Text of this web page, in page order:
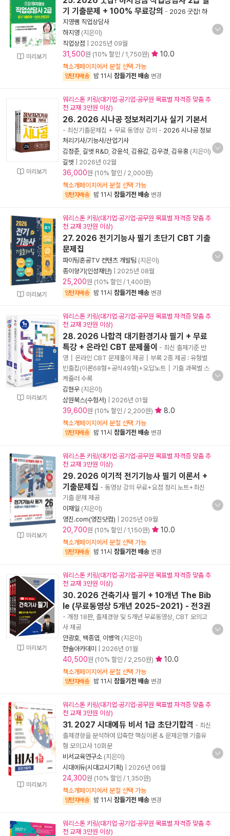
미리보기
기 기출문제 + 100% 무료강의 - 2026 굿잡! 하
지영쌤 직업상담사
하지영 (지은이)
직업상점
2025년 09월
31,500원 (10% 할인 / 1,750원) 10.0
책소개페이지에서 분철 선택 가능
양탄자배송 밤 11시 잠들기전 배송 변경
미리보기
워리스톤 키링(대기업·공기업·공무원 목표별 자격증 맞춤 추
천 교재 3만원 이상)
26. 2026 시나공 정보처리기사 실기 기본서
- 최신기출문제집 + 무료 동영상 강의 - 2026 시나공 정보
처리기사/기능사/산업기사
김정준 길벗 R&D 강윤석 김용갑 김우경 김유홍 (지은이)
길벗
2026년 02월
36,000원 (10% 할인 / 2,000원)
책소개페이지에서 분철 선택 가능
양탄자배송 밤 11시 잠들기전 배송 변경
미리보기
워리스톤 키링(대기업·공기업·공무원 목표별 자격증 맞춤 추
천 교재 3만원 이상)
27. 2026 전기기능사 필기 초단기 CBT 기출
문제집
파이팅혼공TV 컨텐츠 개발팀 (지은이)
종이향기(인성재단)
2025년 08월
25,200원 (10% 할인 / 1,400원)
양탄자배송 밤 11시 잠들기전 배송 변경
미리보기
워리스톤 키링(대기업·공기업·공무원 목표별 자격증 맞춤 추
천 교재 3만원 이상)
28. 2026 나합격 대기환경기사 필기 + 무료
특강 + 온라인 CBT 문제풀이 - 최신 출제기준 반
영┃온라인 CBT 문제풀이 제공┃부록 2종 제공 : 유형별
빈출집(이론68형+공식49형)+오답노트┃기출 과목별 스
케줄러 수록
김현우 (지은이)
삼원북스(수험서)
2026년 01월
39,600원 (10% 할인 / 2,200원) 8.0
책소개페이지에서 분철 선택 가능
양탄자배송 밤 11시 잠들기전 배송 변경
미리보기
워리스톤 키링(대기업·공기업·공무원 목표별 자격증 맞춤 추
천 교재 3만원 이상)
29. 2026 이기적 전기기능사 필기 이론서 +
기출문제집 - 동영상 강의 무료+요점 정리 노트+최신
기출 문제 제공
이재일 (지은이)
영진.com(영진닷컴)
2025년 09월
20,700원 (10% 할인 / 1,150원) 10.0
책소개페이지에서 분철 선택 가능
양탄자배송 밤 11시 잠들기전 배송 변경
미리보기
워리스톤 키링(대기업·공기업·공무원 목표별 자격증 맞춤 추
천 교재 3만원 이상)
30. 2026 건축기사 필기 + 10개년 The Bib
le (무료동영상 5개년 2025~2021) - 전3권
- 개정 18판, 출제경향 및 5개년 무료동영상, CBT 모의고
사 제공
안광호 백종엽 이병억 (지은이)
한솔아카데미
2026년 01월
40,500원 (10% 할인 / 2,250원) 10.0
책소개페이지에서 분철 선택 가능
양탄자배송 밤 11시 잠들기전 배송 변경
미리보기
워리스톤 키링(대기업·공기업·공무원 목표별 자격증 맞춤 추
천 교재 3만원 이상)
31. 2027 시대에듀 비서 1급 초단기합격 - 최신
출제경향을 분석하여 압축한 핵심이론 & 문제은행 기출유
형 모의고사 10회분
비서교육연구소 (지은이)
시대에듀(시대고시기획)
2026년 06월
24,300원 (10% 할인 / 1,350원)
책소개페이지에서 분철 선택 가능
양탄자배송 밤 11시 잠들기전 배송 변경
워리스톤 키링(대기업·공기업·공무원 목표별 자격증 맞춤 추
천 교재 3만원 이상)